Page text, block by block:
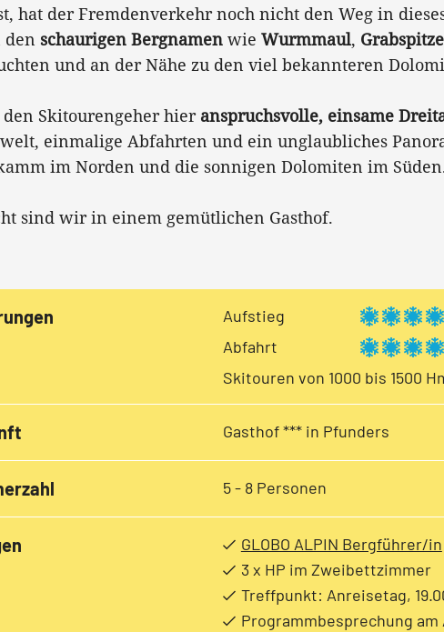
hat der Fremdenverkehr noch nicht den Weg in
schaurigen Bergnamen wie Wurmmaul, Grabspitze
und an der Nähe zu den viel bekannteren
Skitourengeher hier anspruchsvolle, einsame
einmalige Abfahrten und ein unglaubliches
im Norden und die sonnigen Dolomiten im
sind wir in einem gemütlichen Gasthof.
Aufstieg
Abfahrt
Skitouren von 1000 bis 1500
Gasthof *** in Pfunders
5 - 8 Personen
GLOBO ALPIN Bergführer/in
3 x HP im Zweibettzimmer
Treffpunkt: Anreisetag,
Programmbesprechung